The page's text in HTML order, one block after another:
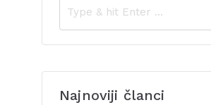
Najnoviji članci